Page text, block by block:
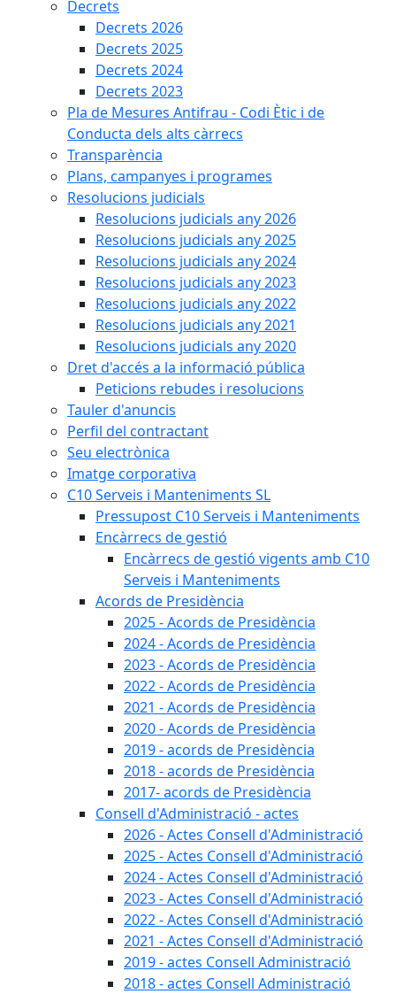
Decrets
Decrets 2026
Decrets 2025
Decrets 2024
Decrets 2023
Pla de Mesures Antifrau - Codi Ètic i de
Conducta dels alts càrrecs
Transparència
Plans, campanyes i programes
Resolucions judicials
Resolucions judicials any 2026
Resolucions judicials any 2025
Resolucions judicials any 2024
Resolucions judicials any 2023
Resolucions judicials any 2022
Resolucions judicials any 2021
Resolucions judicials any 2020
Dret d'accés a la informació pública
Peticions rebudes i resolucions
Tauler d'anuncis
Perfil del contractant
Seu electrònica
Imatge corporativa
C10 Serveis i Manteniments SL
Pressupost C10 Serveis i Manteniments
Encàrrecs de gestió
Encàrrecs de gestió vigents amb C10
Serveis i Manteniments
Acords de Presidència
2025 - Acords de Presidència
2024 - Acords de Presidència
2023 - Acords de Presidència
2022 - Acords de Presidència
2021 - Acords de Presidència
2020 - Acords de Presidència
2019 - acords de Presidència
2018 - acords de Presidència
2017- acords de Presidència
Consell d'Administració - actes
2026 - Actes Consell d'Administració
2025 - Actes Consell d'Administració
2024 - Actes Consell d'Administració
2023 - Actes Consell d'Administració
2022 - Actes Consell d'Administració
2021 - Actes Consell d'Administració
2019 - actes Consell Administració
2018 - actes Consell Administració